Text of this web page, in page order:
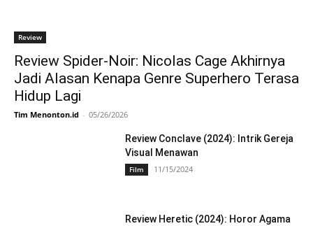
Review
Review Spider-Noir: Nicolas Cage Akhirnya
Jadi Alasan Kenapa Genre Superhero Terasa
Hidup Lagi
Tim Menonton.id - 05/26/2026
Review Conclave (2024): Intrik Gereja
Visual Menawan
Film 11/15/2024
Review Heretic (2024): Horor Agama